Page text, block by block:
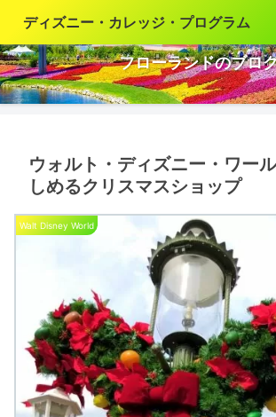
ウォルト・ディズニー・ワールドの魅力
フローランドのブロ
ウォルト・ディズニー・ワー
しめるクリスマスショップ
Walt Disney World
ディズニー・カレッジ・プログラム